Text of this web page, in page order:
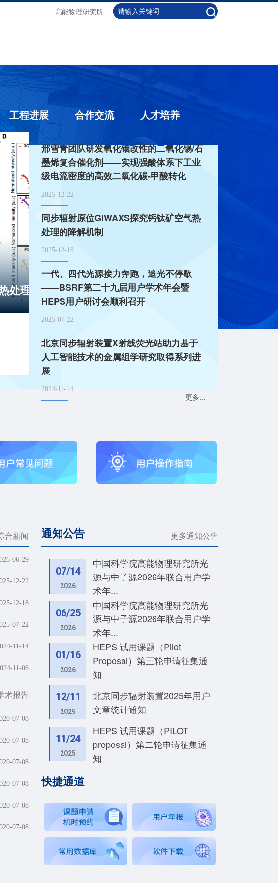
高能物理研究所
工程进展 合作交流 人才培养
一代、四代光源接力奔跑，追光不停歇
术年会暨HEPS用户研讨会顺利召开
邢雪青团队研发氧化铟改性的二氧化锡/石
墨烯复合催化剂——实现强酸体系下工业
级电流密度的高效二氧化碳-甲酸转化
2025-12-22
同步辐射原位GIWAXS探究钙钛矿空气热
处理的降解机制
2025-12-18
一代、四代光源接力奔跑，追光不停歇
——BSRF第二十九届用户学术年会暨
HEPS用户研讨会顺利召开
2025-07-22
北京同步辐射装置X射线荧光站助力基于
人工智能技术的金属组学研究取得系列进
展
2024-11-14
更多...
合新闻
06-29
12-22
12-18
07-22
11-14
11-06
术报告
07-08
07-08
07-08
07-08
07-08
07-08
通知公告 更多通知公告
07/14
2026
中国科学院高能物理研究所光
源与中子源2026年联合用户学
术年...
06/25
2026
中国科学院高能物理研究所光
源与中子源2026年联合用户学
术年...
01/16
2026
HEPS 试用课题（Pilot
Proposal）第三轮申请征集通
知
12/11
2025
北京同步辐射装置2025年用户
文章统计通知
11/24
2025
HEPS 试用课题（PILOT
proposal）第二轮申请征集通
知
快捷通道